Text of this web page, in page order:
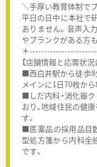
＼手厚い教育体制で
平日の日中に本社で
ありません。音声入
やブランクがある方
＊
【店舗情報と応需状況
■西白井駅から徒歩8
メインに1日70枚か
■しだ内科・消化器
おり、地域住民の健
す。
■医薬品の採用品目
型処方箋から内科全
です。